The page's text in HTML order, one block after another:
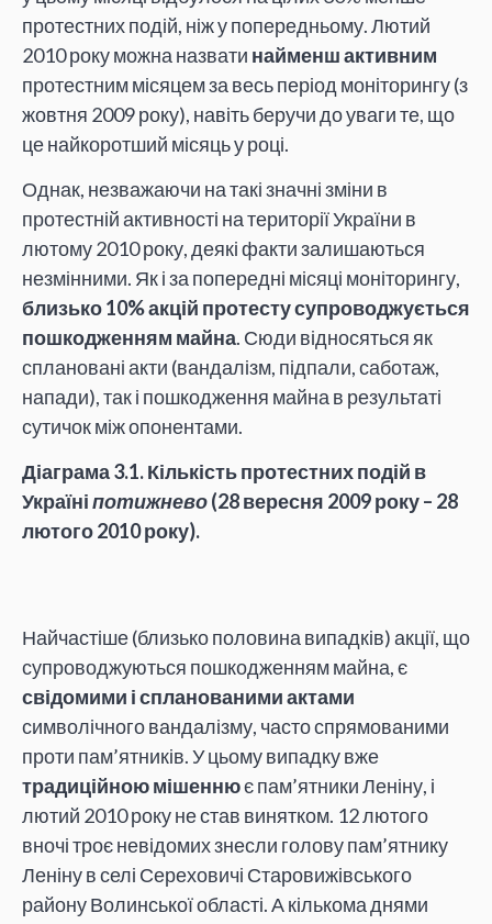
протестних подій, ніж у попередньому. Лютий
2010 року можна назвати найменш активним
протестним місяцем за весь період моніторингу (з
жовтня 2009 року), навіть беручи до уваги те, що
це найкоротший місяць у році.
Однак, незважаючи на такі значні зміни в
протестній активності на території України в
лютому 2010 року, деякі факти залишаються
незмінними. Як і за попередні місяці моніторингу,
близько 10% акцій протесту супроводжується
пошкодженням майна. Сюди відносяться як
сплановані акти (вандалізм, підпали, саботаж,
напади), так і пошкодження майна в результаті
сутичок між опонентами.
Діаграма 3.1. Кількість протестних подій в
Україніпотижнево(28 вересня 2009 року – 28
лютого 2010 року).
Найчастіше (близько половина випадків) акції, що
супроводжуються пошкодженням майна, є
свідомими і спланованими актами
символічного вандалізму, часто спрямованими
проти пам’ятників. У цьому випадку вже
традиційною мішеннює пам’ятники Леніну, і
лютий 2010 року не став винятком. 12 лютого
вночі троє невідомих знесли голову пам’ятнику
Леніну в селі Сереховичі Старовижівського
району Волинської області. А кількома днями